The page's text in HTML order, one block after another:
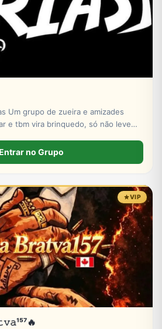
Um grupo de zueira e amizades
e tbm vira brinquedo, só não levem
Entrar no Grupo
VIP